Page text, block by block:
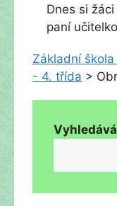
Dnes si
paní
Základní
- 4. třída >